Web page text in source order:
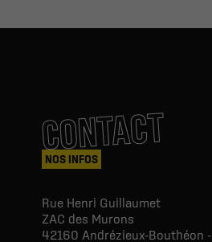
CONTACT
NOS INFOS
Rue Henri Guillaumet
ZAC des Murons
42160 Andrézieux-Bouthéon -